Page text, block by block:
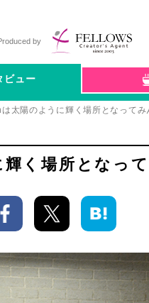
by
ビュー
太陽のように輝く場所となってみ
く場所となっ